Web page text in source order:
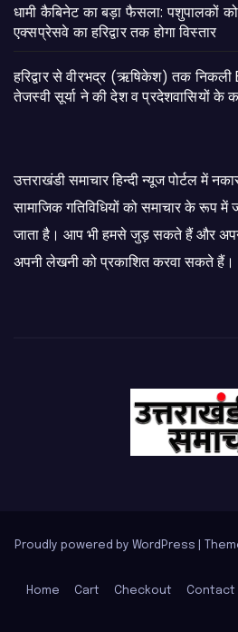
​धामी कैबिनेट का बड़ा फैसला: पशुपालकों
एक्सप्रेसवे का हरिद्वार तक होगा विस्तार
​हरिद्वार से वीरभद्र (ऋषिकेश) तक निकली
तेजस्वी सूर्या ने की देश व प्रदेशवासियों के
उत्तराखंडी समाचार हिन्दी न्यूज पोर्टल में
सामाजिक गतिविधियों को समाचार के रूप
जाता है। आप भी हमसे जुड़ सकते हैं और अपने
अपनी लेखनी को प्रकाशित करवा सकते हैं।
Proudly powered by WordPress
Home Cart Checkout Contact